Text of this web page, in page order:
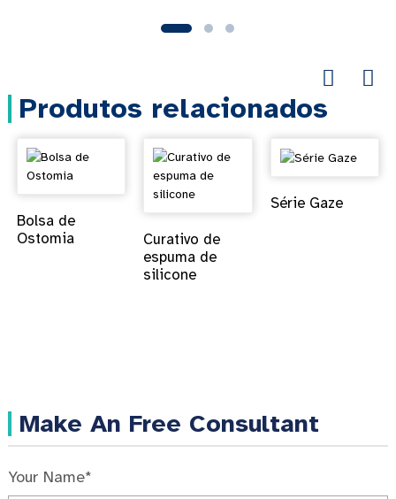
Produtos relacionados
Bolsa de
Ostomia
Curativo de
espuma de
silicone
Série Gaze
Make An Free Consultant
Your Name*